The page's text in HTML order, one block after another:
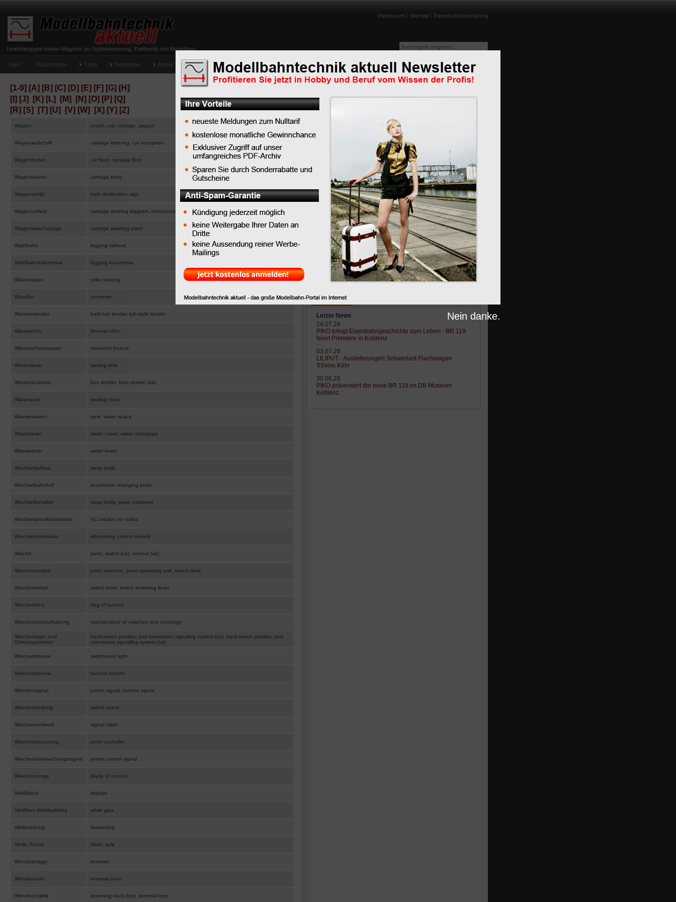
Impressum | Sitemap | Datenschutzerklärung
Start Nachrichten Tipps Newsletter Archiv Magazin Anlagenportraits Lexikon Tests Links Downloads Humor
Top-News
PIKO präsentiert die neue BR 119 im DB Museum
LILIPUT - Auslieferungen Schwerlast-Flachwagen
PIKO bringt Eisenbahngeschichte zum Leben - BR 119
feiert Premiere in Koblenz
Letzte News
Letzte News
24.07.26
PIKO bringt Eisenbahngeschichte zum Leben - BR 119
feiert Premiere in Koblenz
03.07.26
LILIPUT - Auslieferungen Schwerlast-Flachwagen
SSyms Köln
30.06.26
PIKO präsentiert die neue BR 119 im DB Museum
Koblenz
[1-9] [A] [B] [C] [D] [E] [F] [G] [H]
[I] [J] [K] [L] [M] [N] [O] [P] [Q]
[R] [S] [T] [U] [V] [W] [X] [Y] [Z]
Wagen coach, car, carriage, wagon
Wagenaufschrift carriage lettering, car inscription
Wagenboden car floor, carriage floor
Wagenkasten carriage body
Wagenschild train destination sign
Wagenumlauf carriage working diagram, turnaround cycle, turn
Wagenwaschanlage carriage washing plant
Waldbahn logging railroad
Waldbahnlokomotive logging locomotive
Walzenlager roller bearing
Wandler converter
Wannentender bath-tub tender, tub-style tender
Wärmeohm thermal ohm
Wärmeschutzwagen insulated boxcar
Wartedauer waiting time
Wartehäuschen bus shelter, tram shelter (uk)
Warteraum waiting room
Wasserkasten tank, water space
Wasserkran water crane, water standpipe
Wasserturm water tower
Wechselaufbau swap body
Wechselbahnhof locomotive changing point
Wechselbehälter swap body, swap container
Wechselstromfahrbetrieb AC traction for trains
Wechselstromräder alternating current wheels
Weiche point, switch (us), turnout (uk)
Weichenantrieb point machine, point operating unit, switch-drive
Weichenhebel switch lever, switch reversing lever
Weichenherz frog of turnout
Weicheninstandhaltung maintenance of switches and crossings
Weichenlage- und
Ordnungsmelder
track-switch position and orientation signaling system (us), track-switch position and
orientation signalling system (uk)
Weichenlaterne switchpoint light
Weichenlaterne turnout lantern
Weichensignal points signal, turnout signal
Weichenstellung switch stand
Weichenstellwerk signal cabin
Weichensteuerung point controller
Weichenüberwachungssignal points control signal
Weichenzunge blade of turnout
Weißblech tinplate
Weißleim (Holzkaltleim) white glue
Weiterleitung forwarding
Welle, Achse shaft, axle
Wendeanlage reverser
Wendepunkt reversal point
Wendeschleife reversing track loop ,terminal loop
Nein danke.